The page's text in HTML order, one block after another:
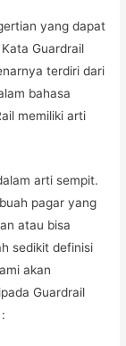
yang dapat
Guardrail
terdiri dari
bahasa
memiliki arti
arti sempit.
pagar yang
atau bisa
sedikit definisi
akan
Guardrail